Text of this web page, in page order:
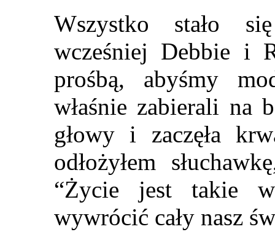
Wszystko stało
wcześniej Debbie i
prośbą, abyśmy
właśnie zabierali na
głowy i zaczęła
odłożyłem
“Życie jest takie
wywrócić cały nasz